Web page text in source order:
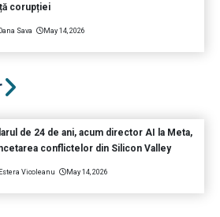
corupției
Sava May 14, 2026
de 24 de ani, acum director AI la Meta,
conflictelor din Silicon Valley
Vicoleanu May 14, 2026